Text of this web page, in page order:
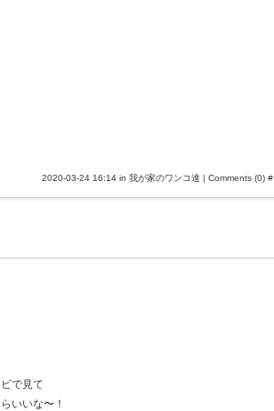
2020-03-24 16:14 in 我が家のワンコ達 | Comments (0) #
で見て
いいな〜！